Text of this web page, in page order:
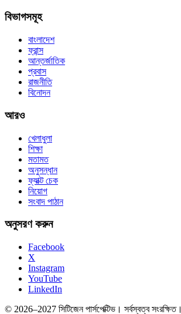
বিভাগসমূহ
বাংলাদেশ
ফ্রান্স
আন্তর্জাতিক
প্রবাস
রাজনীতি
বিনোদন
আরও
খেলাধুলা
শিক্ষা
মতামত
অনুসন্ধান
ফ্যাক্ট চেক
নিয়োগ
সংবাদ পাঠান
অনুসরণ করুন
Facebook
X
Instagram
YouTube
LinkedIn
© 2026–2027 সিটিজেন পার্সপেক্টিভ। সর্বস্বত্ব সংরক্ষিত।